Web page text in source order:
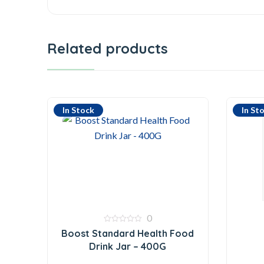
Related products
In Stock
out
of
5
0
Boost Standard Health Food
Drink Jar – 400G
In